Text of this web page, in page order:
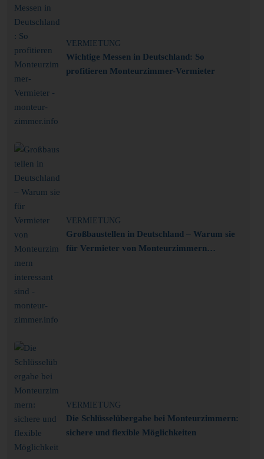
VERMIETUNG
Wichtige Messen in Deutschland: So
profitieren Monteurzimmer-Vermieter
VERMIETUNG
Großbaustellen in Deutschland – Warum sie
für Vermieter von Monteurzimmern
VERMIETUNG
Die Schlüsselübergabe bei Monteurzimmern:
sichere und flexible Möglichkeiten